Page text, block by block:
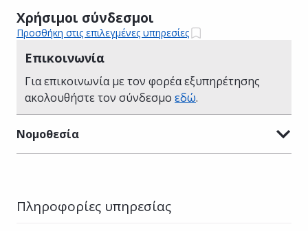
Χρήσιμοι σύνδεσμοι
Προσθήκη στις επιλεγμένες υπηρεσίες
Επικοινωνία
Για επικοινωνία με τον φορέα εξυπηρέτησης
ακολουθήστε τον σύνδεσμο εδώ.
Νομοθεσία
Πληροφορίες υπηρεσίας